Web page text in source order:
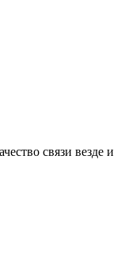
связи везде и